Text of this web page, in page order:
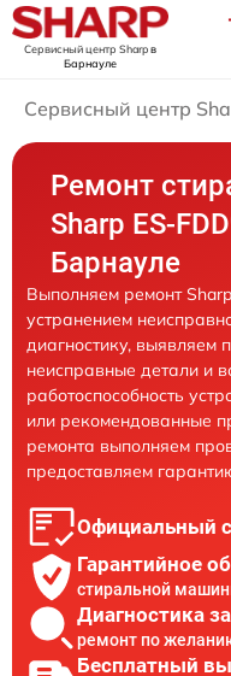
Сервисный центр Sharpв
Барнауле
Сервисный центр
Ремонт
Sharp ES-
Барнауле
Выполняем ремонт
устранением
диагностику, выявляем
неисправные детали и
работоспособность
или рекомендованные
ремонта выполняем
предоставляем
Официальный
Гарантийное
стиральной
Диагностика
ремонт по
Бесплатный